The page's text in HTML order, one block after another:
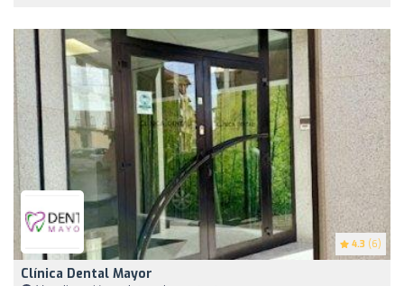
4.3 (6)
Clínica Dental Mayor